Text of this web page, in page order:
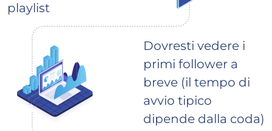
playlist
Dovresti vedere i
primi follower a
breve (il tempo di
avvio tipico
dipende dalla coda)